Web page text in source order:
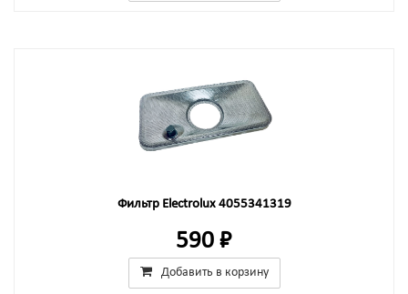
Фильтр Electrolux 4055341319
590 ₽
Добавить в корзину